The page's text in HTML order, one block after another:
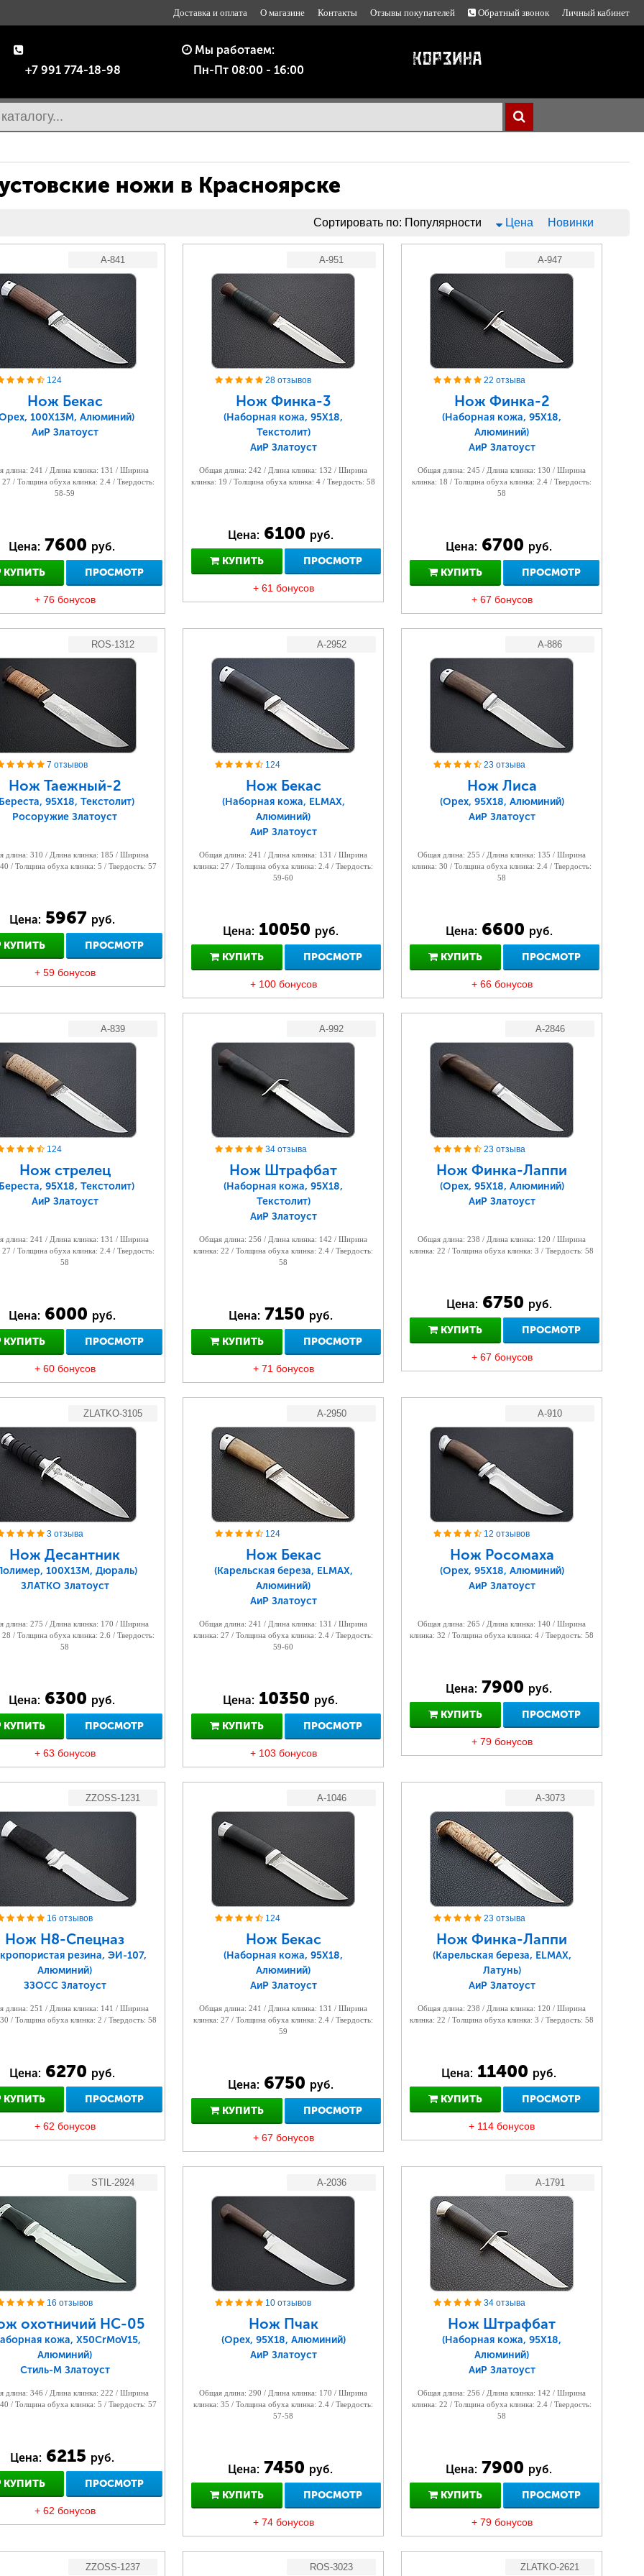
Доставка и оплата О магазине Контакты Отзывы покупателей Обратный звонок Личный кабинет
+7 991 774-18-98
Мы работаем:
Пн-Пт 08:00 - 16:00
ножи в Красноярске
Сортировать по: Популярности Цена Новинки
A-841
124
Нож Бекас
100Х13М, Алюминий)
АиР Златоуст
длина: 241 / Длина клинка: 131 / Ширина
27 / Толщина обуха клинка: 2.4 / Твердость:
58-59
Цена: 7600 руб.
КУПИТЬ ПРОСМОТР
+ 76 бонусов
A-951
28 отзывов
Нож Финка-3
(Наборная кожа, 95Х18,
Текстолит)
АиР Златоуст
Общая длина: 242 / Длина клинка: 132 / Ширина
клинка: 19 / Толщина обуха клинка: 4 / Твердость: 58
Цена: 6100 руб.
КУПИТЬ ПРОСМОТР
+ 61 бонусов
A-947
22 отзыва
Нож Финка-2
(Наборная кожа, 95Х18,
Алюминий)
АиР Златоуст
Общая длина: 245 / Длина клинка: 130 / Ширина
клинка: 18 / Толщина обуха клинка: 2.4 / Твердость:
58
Цена: 6700 руб.
КУПИТЬ ПРОСМОТР
+ 67 бонусов
ROS-1312
7 отзывов
Нож Таежный-2
95Х18, Текстолит)
Росоружие Златоуст
длина: 310 / Длина клинка: 185 / Ширина
/ Толщина обуха клинка: 5 / Твердость: 57
Цена: 5967 руб.
КУПИТЬ ПРОСМОТР
+ 59 бонусов
A-2952
124
Нож Бекас
(Наборная кожа, ELMAX,
Алюминий)
АиР Златоуст
Общая длина: 241 / Длина клинка: 131 / Ширина
клинка: 27 / Толщина обуха клинка: 2.4 / Твердость:
59-60
Цена: 10050 руб.
КУПИТЬ ПРОСМОТР
+ 100 бонусов
A-886
23 отзыва
Нож Лиса
(Орех, 95Х18, Алюминий)
АиР Златоуст
Общая длина: 255 / Длина клинка: 135 / Ширина
клинка: 30 / Толщина обуха клинка: 2.4 / Твердость:
58
Цена: 6600 руб.
КУПИТЬ ПРОСМОТР
+ 66 бонусов
A-839
124
Нож стрелец
95Х18, Текстолит)
АиР Златоуст
длина: 241 / Длина клинка: 131 / Ширина
27 / Толщина обуха клинка: 2.4 / Твердость:
58
Цена: 6000 руб.
КУПИТЬ ПРОСМОТР
+ 60 бонусов
A-992
34 отзыва
Нож Штрафбат
(Наборная кожа, 95Х18,
Текстолит)
АиР Златоуст
Общая длина: 256 / Длина клинка: 142 / Ширина
клинка: 22 / Толщина обуха клинка: 2.4 / Твердость:
58
Цена: 7150 руб.
КУПИТЬ ПРОСМОТР
+ 71 бонусов
A-2846
23 отзыва
Нож Финка-Лаппи
(Орех, 95Х18, Алюминий)
АиР Златоуст
Общая длина: 238 / Длина клинка: 120 / Ширина
клинка: 22 / Толщина обуха клинка: 3 / Твердость: 58
Цена: 6750 руб.
КУПИТЬ ПРОСМОТР
+ 67 бонусов
ZLATKO-3105
3 отзыва
Нож Десантник
100Х13М, Дюраль)
ЗЛАТКО Златоуст
длина: 275 / Длина клинка: 170 / Ширина
28 / Толщина обуха клинка: 2.6 / Твердость:
58
Цена: 6300 руб.
КУПИТЬ ПРОСМОТР
+ 63 бонусов
A-2950
124
Нож Бекас
(Карельская береза, ELMAX,
Алюминий)
АиР Златоуст
Общая длина: 241 / Длина клинка: 131 / Ширина
клинка: 27 / Толщина обуха клинка: 2.4 / Твердость:
59-60
Цена: 10350 руб.
КУПИТЬ ПРОСМОТР
+ 103 бонусов
A-910
12 отзывов
Нож Росомаха
(Орех, 95Х18, Алюминий)
АиР Златоуст
Общая длина: 265 / Длина клинка: 140 / Ширина
клинка: 32 / Толщина обуха клинка: 4 / Твердость: 58
Цена: 7900 руб.
КУПИТЬ ПРОСМОТР
+ 79 бонусов
ZZOSS-1231
16 отзывов
Нож Н8-Спецназ
резина, ЭИ-107,
Алюминий)
ЗЗОСС Златоуст
длина: 251 / Длина клинка: 141 / Ширина
/ Толщина обуха клинка: 2 / Твердость: 58
Цена: 6270 руб.
КУПИТЬ ПРОСМОТР
+ 62 бонусов
A-1046
124
Нож Бекас
(Наборная кожа, 95Х18,
Алюминий)
АиР Златоуст
Общая длина: 241 / Длина клинка: 131 / Ширина
клинка: 27 / Толщина обуха клинка: 2.4 / Твердость:
59
Цена: 6750 руб.
КУПИТЬ ПРОСМОТР
+ 67 бонусов
A-3073
23 отзыва
Нож Финка-Лаппи
(Карельская береза, ELMAX,
Латунь)
АиР Златоуст
Общая длина: 238 / Длина клинка: 120 / Ширина
клинка: 22 / Толщина обуха клинка: 3 / Твердость: 58
Цена: 11400 руб.
КУПИТЬ ПРОСМОТР
+ 114 бонусов
STIL-2924
16 отзывов
охотничий НС-05
кожа, Х50CrMoV15,
Алюминий)
Стиль-М Златоуст
длина: 346 / Длина клинка: 222 / Ширина
/ Толщина обуха клинка: 5 / Твердость: 57
Цена: 6215 руб.
КУПИТЬ ПРОСМОТР
+ 62 бонусов
A-2036
10 отзывов
Нож Пчак
(Орех, 95Х18, Алюминий)
АиР Златоуст
Общая длина: 290 / Длина клинка: 170 / Ширина
клинка: 35 / Толщина обуха клинка: 2.4 / Твердость:
57-58
Цена: 7450 руб.
КУПИТЬ ПРОСМОТР
+ 74 бонусов
A-1791
34 отзыва
Нож Штрафбат
(Наборная кожа, 95Х18,
Алюминий)
АиР Златоуст
Общая длина: 256 / Длина клинка: 142 / Ширина
клинка: 22 / Толщина обуха клинка: 2.4 / Твердость:
58
Цена: 7900 руб.
КУПИТЬ ПРОСМОТР
+ 79 бонусов
ZZOSS-1237 ROS-3023 ZLATKO-2621